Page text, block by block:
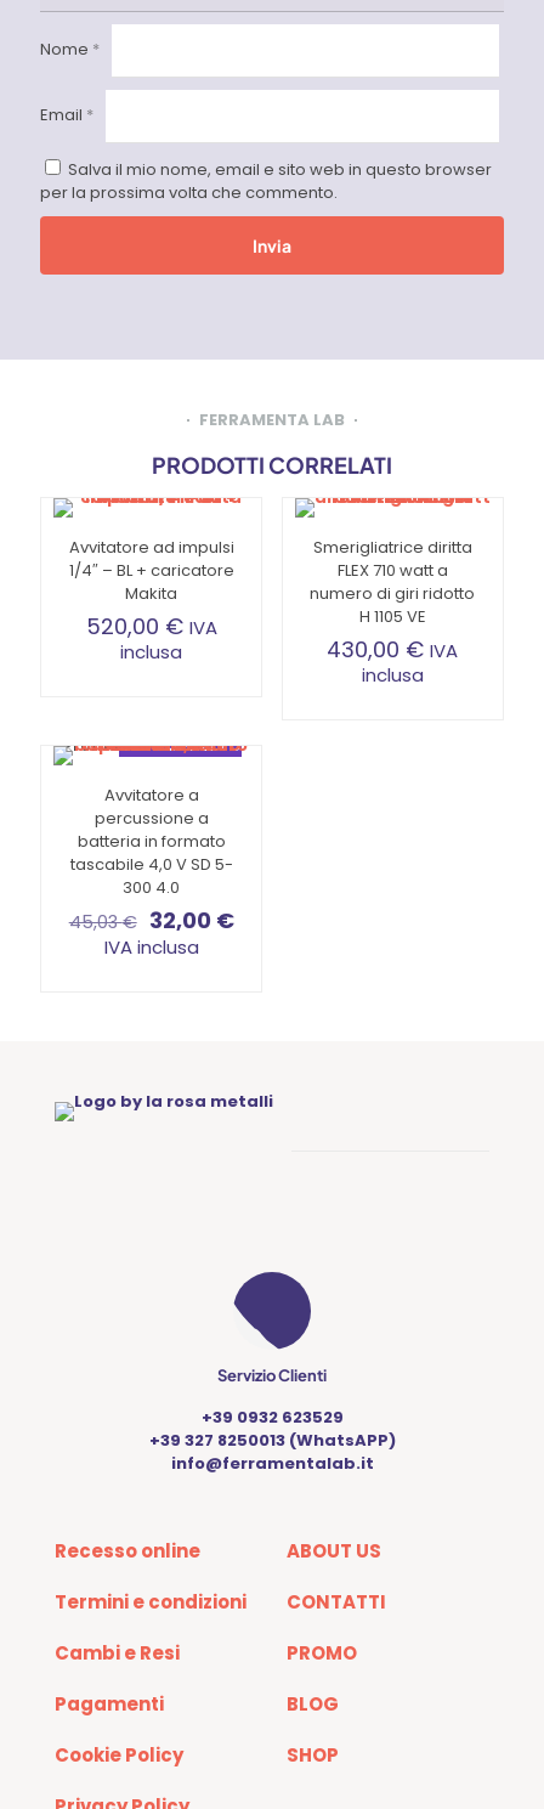
Nome *
Email *
Salva il mio nome, email e sito web in questo browser
per la prossima volta che commento.
FERRAMENTA LAB
PRODOTTI CORRELATI
Avvitatore ad impulsi
1/4″ – BL + caricatore
Makita
520,00 € IVA
inclusa
Smerigliatrice diritta
FLEX 710 watt a
numero di giri ridotto
H 1105 VE
430,00 € IVA
inclusa
PromoSOTTOPREZZO
Avvitatore a
percussione a
batteria in formato
tascabile 4,0 V SD 5-
300 4.0
45,03€ Il
prezzo
32,00 €Il
IVA inclusa
Servizio Clienti
+39 0932 623529
+39 327 8250013 (WhatsAPP)
info@ferramentalab.it
Recesso online
Termini e condizioni
Cambi e Resi
Pagamenti
Cookie Policy
ABOUT US
CONTATTI
PROMO
BLOG
SHOP